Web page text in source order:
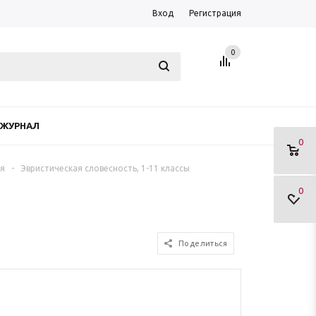
Вход Регистрация
0
0
0
ЖУРНАЛ
- Эвристическая словесность, 1-11 классы
Поделиться